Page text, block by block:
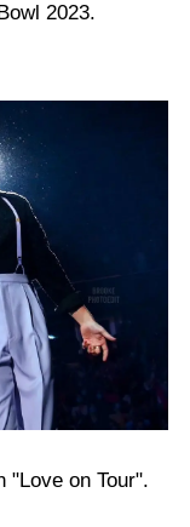
2023.
"Love on Tour".